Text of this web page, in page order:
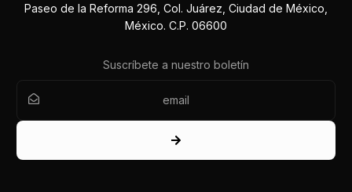
Paseo de la Reforma 296, Col. Juárez, Ciudad de México,
México. C.P. 06600
Suscríbete a nuestro boletín